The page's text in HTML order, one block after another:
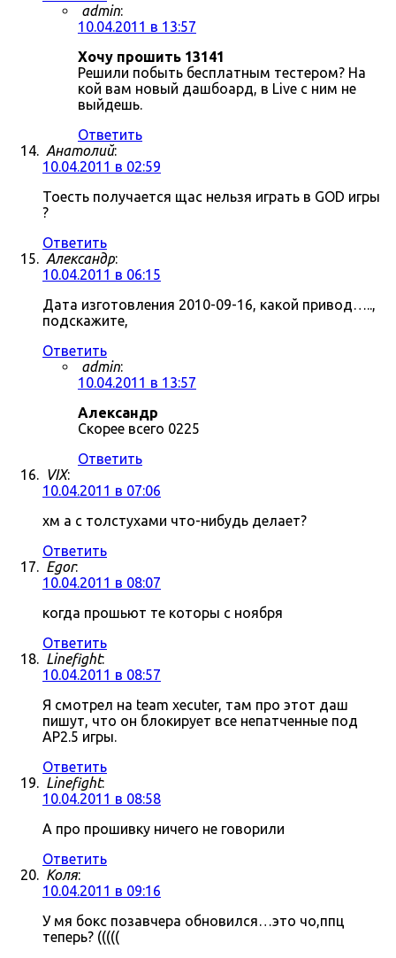
admin:
10.04.2011 в 13:57
Хочу прошить 13141
Решили побыть бесплатным тестером? На
кой вам новый дашбоард, в Live с ним не
выйдешь.
Ответить
Анатолий:
10.04.2011 в 02:59
Тоесть получается щас нельзя играть в GOD игры
?
Ответить
Александр:
10.04.2011 в 06:15
Дата изготовления 2010-09-16, какой привод…..,
подскажите,
Ответить
admin:
10.04.2011 в 13:57
Александр
Скорее всего 0225
Ответить
VIX:
10.04.2011 в 07:06
хм а с толстухами что-нибудь делает?
Ответить
Egor:
10.04.2011 в 08:07
когда прошьют те которы с ноября
Ответить
Linefight:
10.04.2011 в 08:57
Я смотрел на team xecuter, там про этот даш
пишут, что он блокирует все непатченные под
AP2.5 игры.
Ответить
Linefight:
10.04.2011 в 08:58
А про прошивку ничего не говорили
Ответить
Коля:
10.04.2011 в 09:16
У мя бокс позавчера обновился…это чо,ппц
теперь? (((((